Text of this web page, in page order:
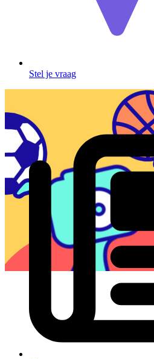
Stel je vraag